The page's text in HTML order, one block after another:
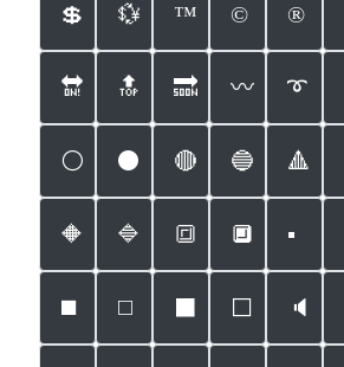
💲 💱 ™️ ©️ ®️
🔛 🔝 🔜 〰️ ➰
⚪️ ⚫️ 🔴 🔵 🔺
🔶 🔷 🔳 🔲 ▪️
◼️ ◻️ ⬜️ 🔈